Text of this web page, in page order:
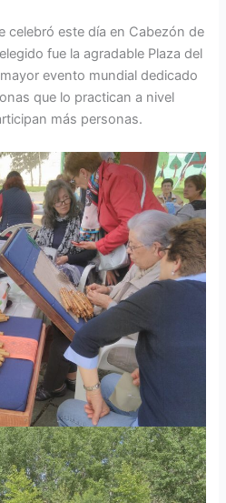
celebró este día en Cabezón de
fue la agradable Plaza del
evento mundial dedicado
que lo practican a nivel
más personas.